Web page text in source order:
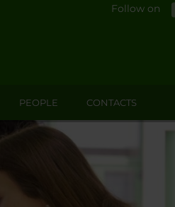
Follow on
PEOPLE CONTACTS